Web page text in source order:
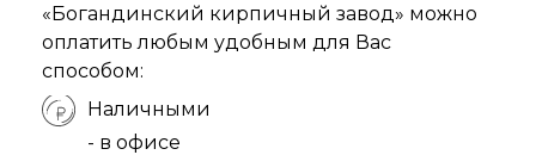
«Богандинский кирпичный завод» можно
оплатить любым удобным для Вас
способом:
Наличными
- в офисе